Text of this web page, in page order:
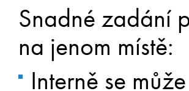
Snadné zadání
na jenom místě:
Interně se